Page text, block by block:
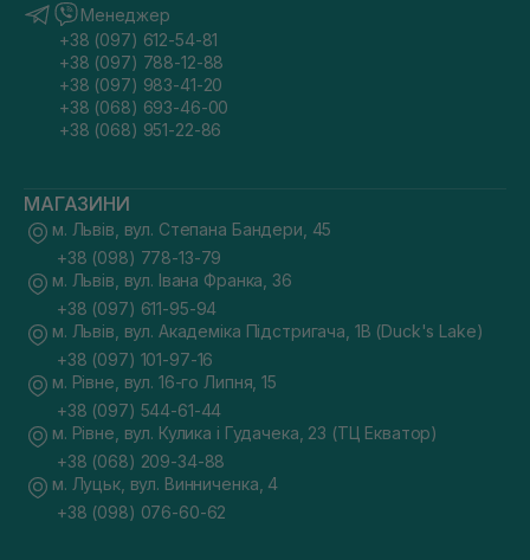
Менеджер
+38 (097) 612-54-81
+38 (097) 788-12-88
+38 (097) 983-41-20
+38 (068) 693-46-00
+38 (068) 951-22-86
МАГАЗИНИ
м. Львів, вул. Степана Бандери, 45
+38 (098) 778-13-79
м. Львів, вул. Івана Франка, 36
+38 (097) 611-95-94
м. Львів, вул. Академіка Підстригача, 1В (Duck's Lake)
+38 (097) 101-97-16
м. Рівне, вул. 16-го Липня, 15
+38 (097) 544-61-44
м. Рівне, вул. Кулика і Гудачека, 23 (ТЦ Екватор)
+38 (068) 209-34-88
м. Луцьк, вул. Винниченка, 4
+38 (098) 076-60-62